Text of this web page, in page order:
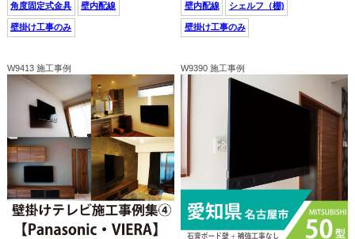
角度固定式金具 壁内配線
壁掛け工事のみ
壁内配線 シェルフ（棚)
壁掛け工事のみ
W9413 施工事例 W9390 施工事例